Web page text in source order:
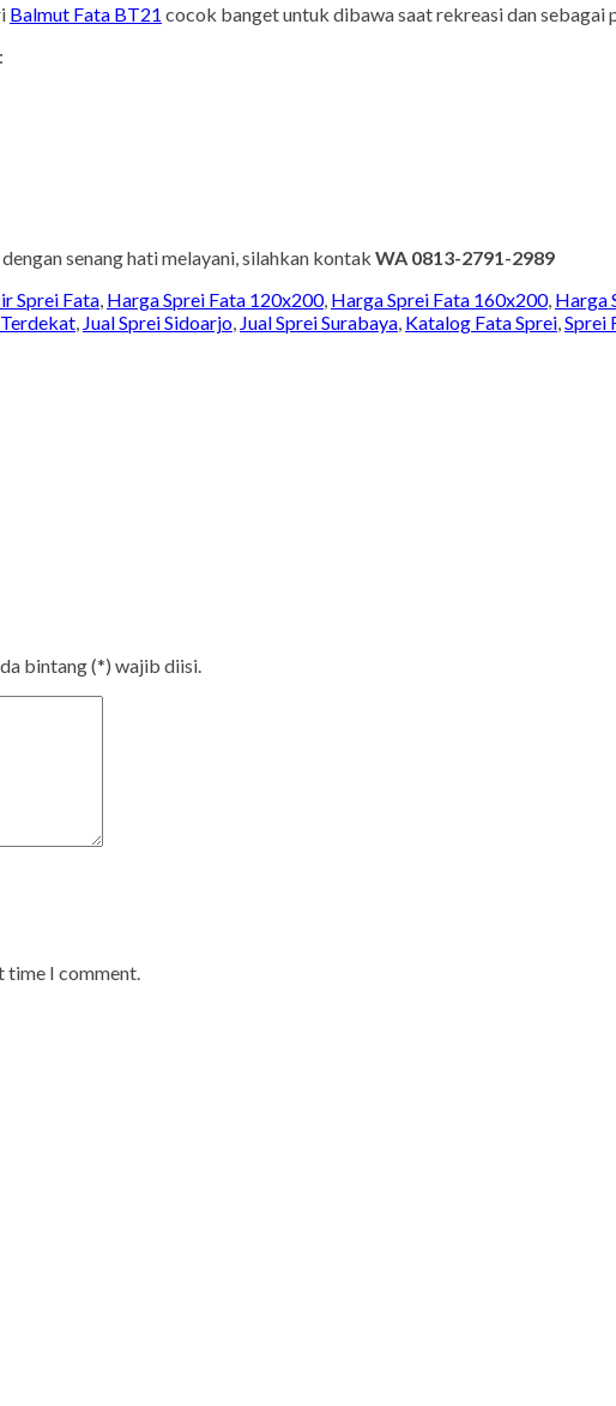
Balmut Fata BT21 cocok banget untuk dibawa saat rekreasi dan sebagai
:
senang hati melayani, silahkan kontak WA 0813-2791-2989
Sprei Fata Harga Sprei Fata 120x200, Harga Sprei Fata 160x200, Harga
Jual Sprei Sidoarjo Jual Sprei Surabaya Katalog Fata Sprei Sprei
bintang (*) wajib diisi.
time I comment.